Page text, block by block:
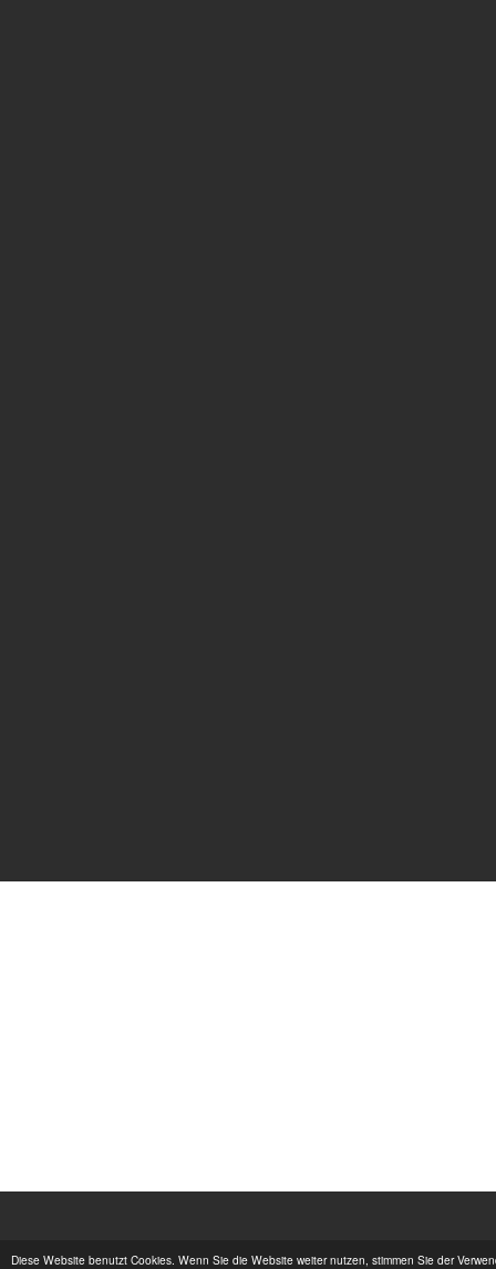
Diese Website benutzt Cookies. Wenn Sie die Website weiter nutzen, stimmen Sie der